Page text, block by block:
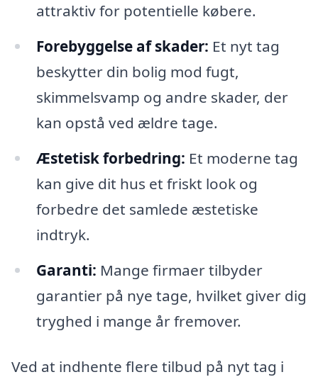
attraktiv for potentielle købere.
Forebyggelse af skader: Et nyt tag
beskytter din bolig mod fugt,
skimmelsvamp og andre skader, der
kan opstå ved ældre tage.
Æstetisk forbedring: Et moderne tag
kan give dit hus et friskt look og
forbedre det samlede æstetiske
indtryk.
Garanti: Mange firmaer tilbyder
garantier på nye tage, hvilket giver dig
tryghed i mange år fremover.
Ved at indhente flere tilbud på nyt tag i